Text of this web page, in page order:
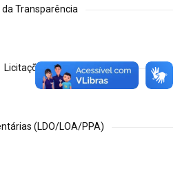
da Transparência
Licitações
(LDO/LOA/PPA)